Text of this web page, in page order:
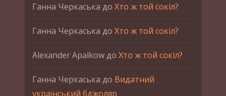
Ганна Черкаська до Хто ж той сокіл?
Ганна Черкаська до Хто ж той сокіл?
Alexander Apalkowдо Хто ж той сокіл?
Ганна Черкаська до Видатний
український бджоляр